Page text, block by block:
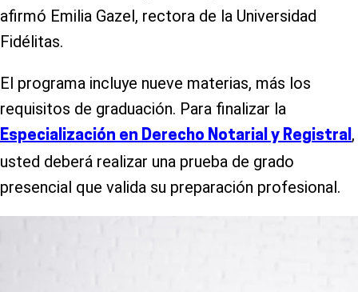
afirmó Emilia Gazel, rectora de la Universidad
Fidélitas.
El programa incluye nueve materias, más los
requisitos de graduación. Para finalizar la
Especialización en Derecho Notarial y Registral,
usted deberá realizar una prueba de grado
presencial que valida su preparación profesional.